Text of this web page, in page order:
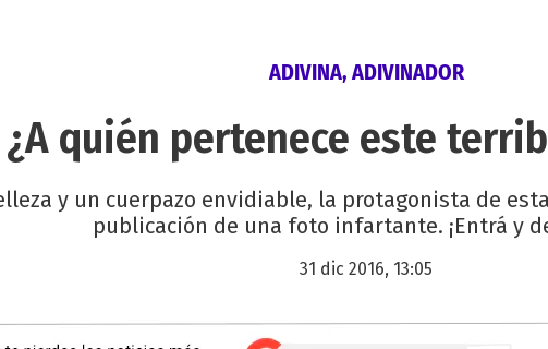
ADIVINA, ADIVINADOR
¿A quién pertenece este
y un cuerpazo envidiable, la protagonista de
publicación de una foto infartante. ¡Entrá y
31 dic 2016, 13:05